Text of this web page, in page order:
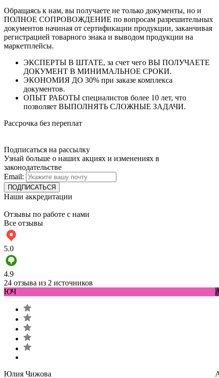
Обращаясь к нам, вы получаете не только документы, но и
ПОЛНОЕ СОПРОВОЖДЕНИЕ по вопросам разрешительных
документов начиная от сертификации продукции, заканчивая
регистрацией товарного знака и выводом продукции на
маркетплейсы.
ЭКСПЕРТЫ В ШТАТЕ, за счет чего ВЫ ПОЛУЧАЕТЕ
ДОКУМЕНТ В МИНИМАЛЬНОЕ СРОКИ.
ЭКОНОМИЯ ДО 30% при заказе комплекса
документов.
ОПЫТ РАБОТЫ специалистов более 10 лет, что
позволяет ВЫПОЛНЯТЬ СЛОЖНЫЕ ЗАДАЧИ.
Рассрочка без переплат
Подписаться на рассылку
Узнай больше о наших акциях и изменениях в
законодательстве
Email:
Наши аккредитации
Отзывы по работе с нами
Все отзывы
5.0
4.9
24 отзыва из 2 источников
ЮЧ
Юлия Чижова